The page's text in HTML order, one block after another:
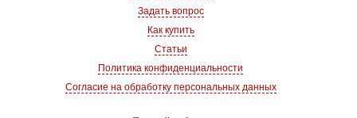
Задать вопрос
Как купить
Статьи
Политика конфиденциальности
Согласие на обработку персональных данных